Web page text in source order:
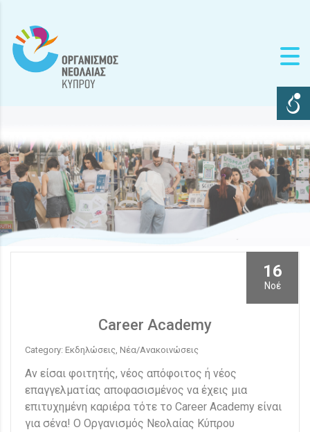
16
Νοέ
Career Academy
Category: Εκδηλώσεις, Νέα/Ανακοινώσεις
Αν είσαι φοιτητής, νέος απόφοιτος ή νέος
επαγγελματίας αποφασισμένος να έχεις μια
επιτυχημένη καριέρα τότε το Career Academy είναι
για σένα! Ο Οργανισμός Νεολαίας Κύπρου